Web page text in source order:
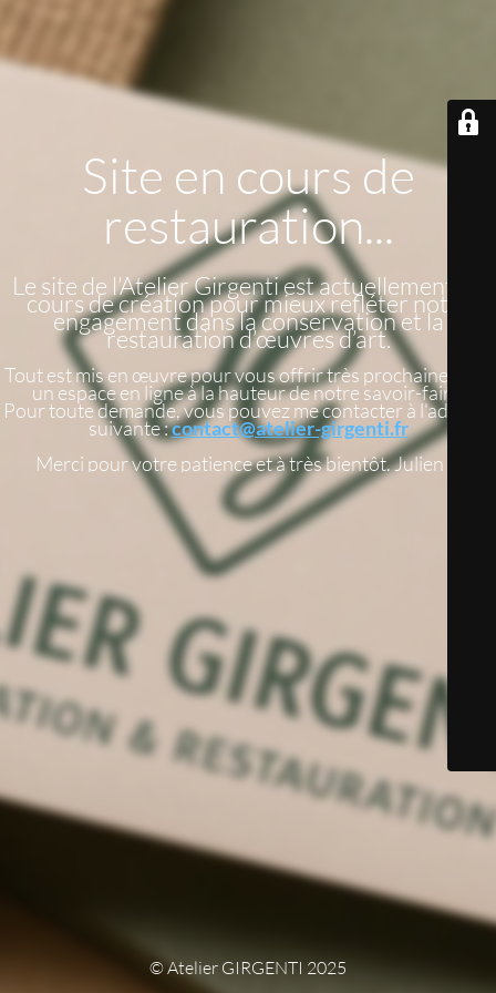
Site en cours de
restauration...
Le site de l’Atelier Girgenti est actuellement en
cours de création pour mieux refléter notre
engagement dans la conservation et la
restauration d’œuvres d’art.
Tout est mis en œuvre pour vous offrir très prochainement
un espace en ligne à la hauteur de notre savoir-faire.
Pour toute demande, vous pouvez me contacter à l'adresse
suivante :contact@atelier-girgenti.fr
Merci pour votre patience et à très bientôt. Julien G
© Atelier GIRGENTI 2025